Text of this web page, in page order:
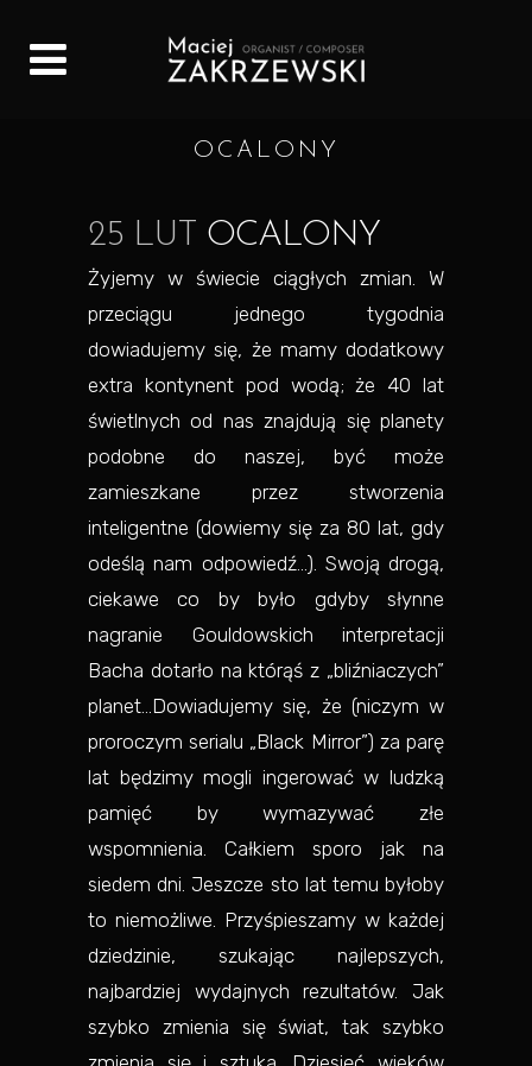
OCALONY
25 LUT OCALONY
Żyjemy w świecie ciągłych zmian. W
przeciągu jednego tygodnia
dowiadujemy się, że mamy dodatkowy
extra kontynent pod wodą; że 40 lat
świetlnych od nas znajdują się planety
podobne do naszej, być może
zamieszkane przez stworzenia
inteligentne (dowiemy się za 80 lat, gdy
odeślą nam odpowiedź…). Swoją drogą,
ciekawe co by było gdyby słynne
nagranie Gouldowskich interpretacji
Bacha dotarło na którąś z „bliźniaczych”
planet…Dowiadujemy się, że (niczym w
proroczym serialu „Black Mirror”) za parę
lat będzimy mogli ingerować w ludzką
pamięć by wymazywać złe
wspomnienia. Całkiem sporo jak na
siedem dni. Jeszcze sto lat temu byłoby
to niemożliwe. Przyśpieszamy w każdej
dziedzinie, szukając najlepszych,
najbardziej wydajnych rezultatów. Jak
szybko zmienia się świat, tak szybko